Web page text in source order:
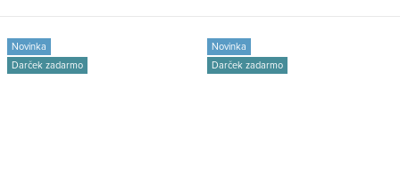
Novinka
Darček zadarmo
Novinka
Darček zadarmo